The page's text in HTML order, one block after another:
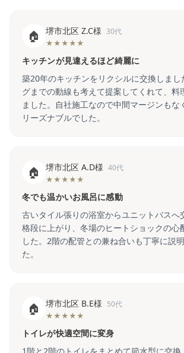
🏠 堺市北区 Z.C様 30代
★★★★★
キッチンが見違えるほど綺麗に
築20年のキッチンをリクシルに交換しまし
グまでの動線も考えて提案してくれて、料
ました。自社施工なので中間マージンもな
リーズナブルでした。
🏠 堺市北区 A.D様 40代
★★★★★
冬でも温かいお風呂に感動
古いタイル張りの浴室からユニットバスへ
格段に上がり、冬場のヒートショックの心
した。2階の配管との兼ね合いも丁寧に説
た。
🏠 堺市北区 B.E様 50代
★★★★★
トイレが快適空間に変身